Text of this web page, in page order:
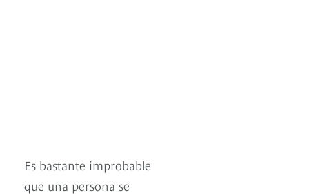
Es bastante improbable
que una persona se